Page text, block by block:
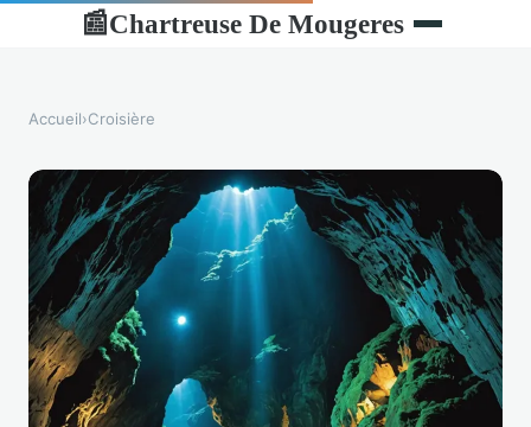
📰Chartreuse De Mougeres
Accueil›Croisière